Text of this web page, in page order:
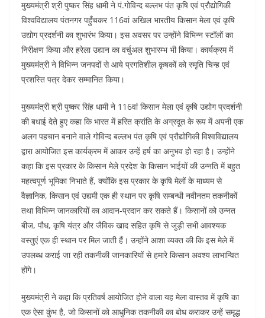
c
e
b
o
o
k
at
s
A
p
p
er
e
st
k
e
dI
n
e
gr
a
m
ar
e
मुख्यमंत्री श्री पुष्कर सिंह धामी ने पं.गोविन्द बल्लभ पंत कृषि एवं प्रौद्योगिकी
विश्वविद्यालय पंतनगर पहुँचकर 116वां अखिल भारतीय किसान मेला एवं कृषि
उद्योग प्रदर्शनी का शुभारंभ किया। इस अवसर पर उन्होंने विभिन्न स्टॉलों का
निरीक्षण किया और हरेला उद्यान का वर्चुअल शुभारम्भ भी किया। कार्यक्रम में
मुख्यमंत्री ने विभिन्न जनपदों से आये प्रगतिशील कृषकों को स्मृति चिन्ह एवं
प्रशस्ति पत्र देकर सम्मानित किया।
मुख्यमंत्री श्री पुष्कर सिंह धामी ने 116वां किसान मेला एवं कृषि उद्योग प्रदर्शनी
की बधाई देते हुए कहा कि भारत में हरित क्रांति के अग्रदूत के रूप में अपनी एक
अलग पहचान बनाने वाले गोविन्द बल्लभ पंत कृषि एवं प्रौद्योगिकी विश्वविद्यालय
द्वारा आयोजित इस कार्यक्रम में आकर उन्हें हर्ष का अनुभव हो रहा है। उन्होंने
कहा कि इस प्रकार के किसान मेले प्रदेश के किसान भाईयों की उन्नति में बहुत
महत्वपूर्ण भूमिका निभाते हैं, क्योंकि इस प्रकार के कृषि मेलों के माध्यम से
वैज्ञानिक, किसान एवं उद्यमी एक ही स्थान पर कृषि सम्बन्धी नवीनतम तकनीकों
तथा विभिन्न जानकारियों का आदान-प्रदान कर सकते हैं। किसानों को उन्नत
बीज, पौध, कृषि यंत्र और जैविक खाद सहित कृषि से जुड़ी सभी आवश्यक
वस्तुएं एक ही स्थान पर मिल जाती हैं। उन्होंने आशा व्यक्त की कि इस मेले में
उपलब्ध कराई जा रही तकनीकी जानकारियों से हमारे किसान अवश्य लाभान्वित
होंगे।
मुख्यमंत्री ने कहा कि प्रतिवर्ष आयोजित होने वाला यह मेला वास्तव में कृषि का
एक ऐसा कुंभ है, जो किसानों को आधुनिक तकनीकी का बोध कराकर उन्हें समृद्ध